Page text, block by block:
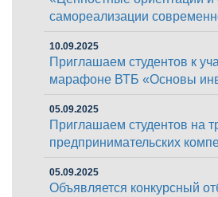
самореализации
10.09.2025
Приглашаем студентов к
марафоне ВТБ «Основы
05.09.2025
Приглашаем студентов на
предпринимательских
05.09.2025
Объявляется конкурсный